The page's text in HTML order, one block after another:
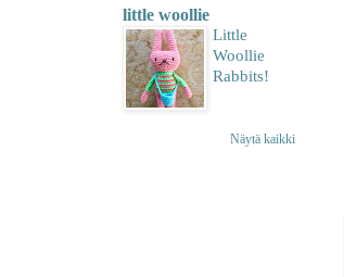
little woollie
Little
Woollie
Rabbits!
Näytä kaikki